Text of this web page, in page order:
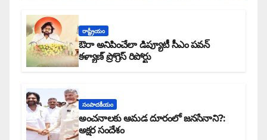
రాష్ట్రీయం
ఔరా అనిపించేలా డిప్యూటీ సీఎం పవన్
కళ్యాణ్ ప్రోగ్రెస్ రిపోర్టు
సంపాదకీయం
అంచనాలకు ఆమడ దూరంలో జనసేనాని?:
అక్షర సందేశం